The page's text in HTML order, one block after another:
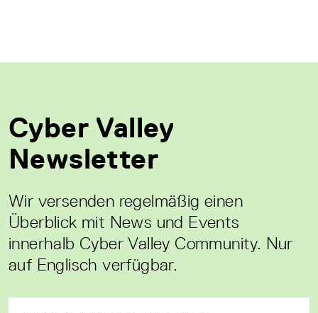
Cyber Valley
Newsletter
Wir versenden regelmäßig einen
Überblick mit News und Events
innerhalb Cyber Valley Community. Nur
auf Englisch verfügbar.